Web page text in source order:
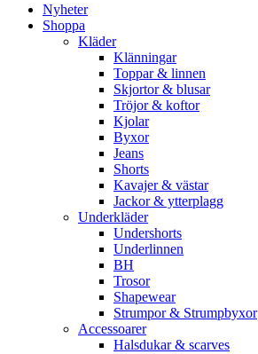
Nyheter
Shoppa
Kläder
Klänningar
Toppar & linnen
Skjortor & blusar
Tröjor & koftor
Kjolar
Byxor
Jeans
Shorts
Kavajer & västar
Jackor & ytterplagg
Underkläder
Undershorts
Underlinnen
BH
Trosor
Shapewear
Strumpor & Strumpbyxor
Accessoarer
Halsdukar & scarves